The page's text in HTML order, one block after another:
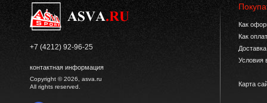
+7 (4212) 92-96-25
контактная информация
Copyright © 2026, asva.ru
All rights reserved.
Как
Как
Условия
Карта